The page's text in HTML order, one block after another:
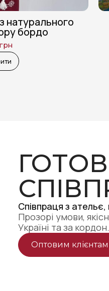
натурального
бордо
Співпраця з
Прозорі умови,
Україні та за кордон.
Оптовим клієнтам